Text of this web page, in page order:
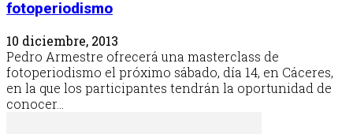
fotoperiodismo
10 diciembre, 2013
Pedro Armestre ofrecerá una masterclass de
fotoperiodismo el próximo sábado, día 14, en Cáceres,
en la que los participantes tendrán la oportunidad de
conocer...